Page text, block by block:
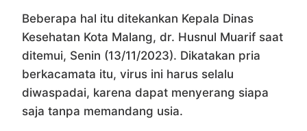
Beberapa hal itu ditekankan Kepala Dinas
Kesehatan Kota Malang, dr. Husnul Muarif saat
ditemui, Senin (13/11/2023). Dikatakan pria
berkacamata itu, virus ini harus selalu
diwaspadai, karena dapat menyerang siapa
saja tanpa memandang usia.